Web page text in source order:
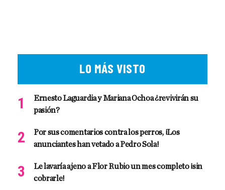
LO MÁS VISTO
Ernesto Laguardia y Mariana Ochoa ¿revivirán su
pasión?
Por sus comentarios contra los perros, ¡Los
anunciantes han vetado a Pedro Sola!
Le lavaría ajeno a Flor Rubio un mes completo ¡sin
cobrarle!